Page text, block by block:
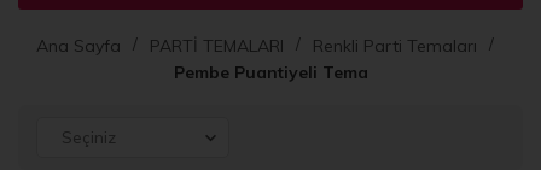
Ana Sayfa PARTİ TEMALARI
Renkli Parti Temaları
Pembe Puantiyeli Tema